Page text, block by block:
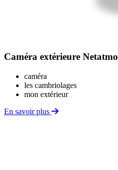
Caméra extérieure Netatmo
caméra
les cambriolages
mon extérieur
En savoir plus